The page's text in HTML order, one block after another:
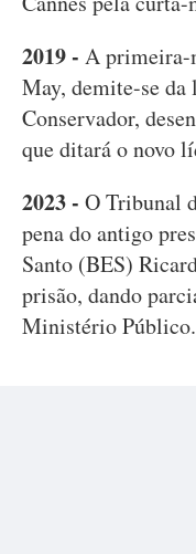
2019 - A primeira-
May, demite-se
Conservador,
que ditará o novo
2023 - O Tribunal
pena do antigo
Santo (BES)
prisão, dando
Ministério Público.